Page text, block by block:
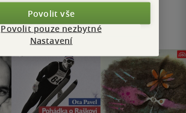
Povolit vše
Povolit pouze nezbytné
Nastavení